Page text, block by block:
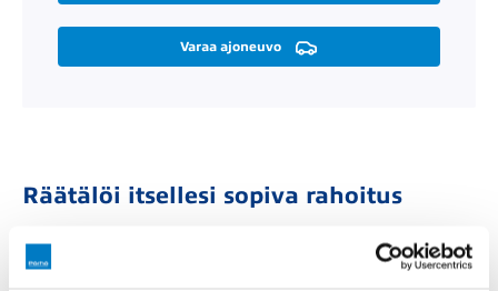
Varaa ajoneuvo
Räätälöi itsellesi sopiva rahoitus
Rahoitusaika (kk)